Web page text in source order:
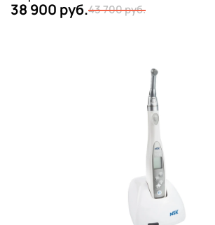
38 900 руб.43 700 руб.